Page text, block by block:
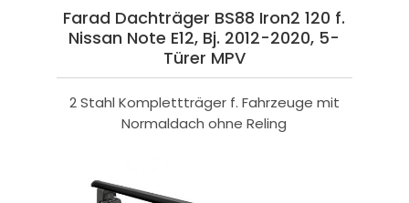
Farad Dachträger BS88 Iron2 120 f.
Nissan Note E12, Bj. 2012-2020, 5-
Türer MPV
2 Stahl Komplettträger f. Fahrzeuge mit
Normaldach ohne Reling